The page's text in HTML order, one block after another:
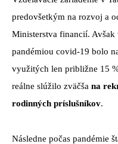
predovšetkým na rozvoj a
Ministerstva financií.
pandémiou covid-19 bolo
využitých len približne 15
reálne slúžilo zväčša na
rodinných príslušníkov.
Následne počas pandémie